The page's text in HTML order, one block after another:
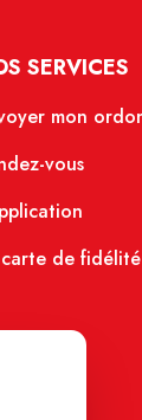
SERVICES
mon
vous
de fidélité